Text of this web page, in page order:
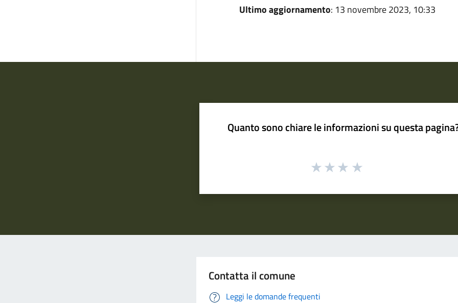
Ultimo aggiornamento: 13 novembre 2023, 10:33
Quanto sono chiare le informazioni su questa
Contatta il comune
Leggi le domande frequenti